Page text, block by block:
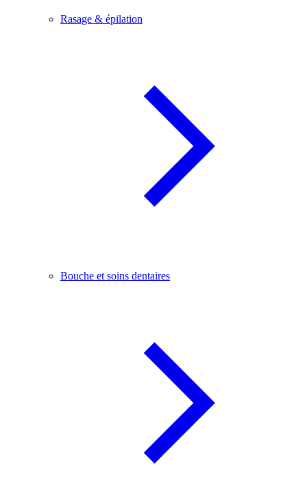
Rasage & épilation
Bouche et soins dentaires